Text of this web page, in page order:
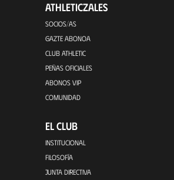
ATHLETICZALES
SOCIOS/AS
GAZTE ABONOA
CLUB ATHLETIC
PEÑAS OFICIALES
ABONOS VIP
COMUNIDAD
EL CLUB
INSTITUCIONAL
FILOSOFÍA
JUNTA DIRECTIVA